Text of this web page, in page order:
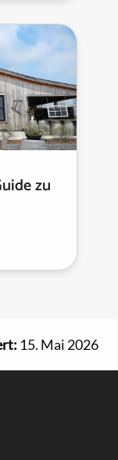
zu
15. Mai 2026